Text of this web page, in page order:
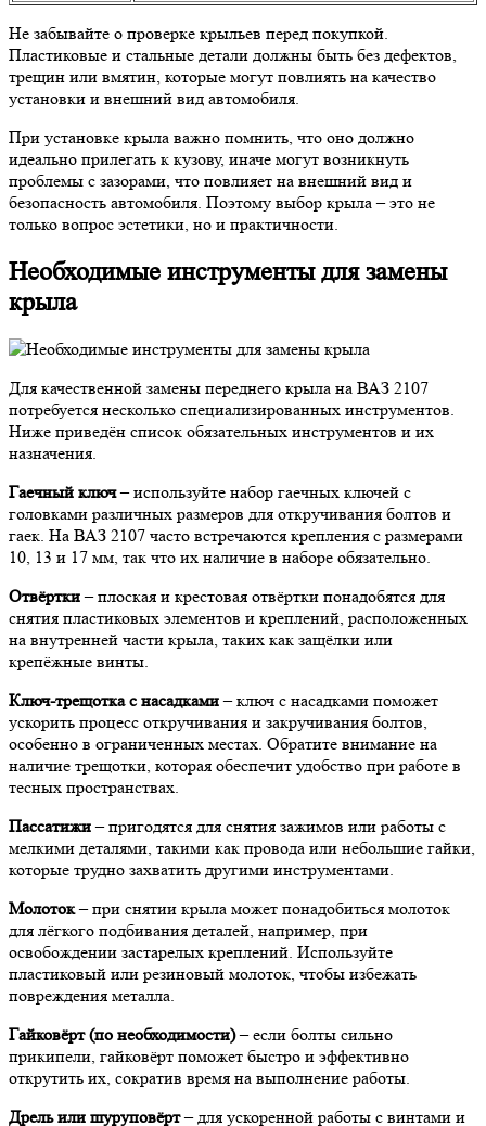
Не забывайте о проверке крыльев перед покупкой.
Пластиковые и стальные детали должны быть без дефектов,
трещин или вмятин, которые могут повлиять на качество
установки и внешний вид автомобиля.
При установке крыла важно помнить, что оно должно
идеально прилегать к кузову, иначе могут возникнуть
проблемы с зазорами, что повлияет на внешний вид и
безопасность автомобиля. Поэтому выбор крыла – это не
только вопрос эстетики, но и практичности.
Необходимые инструменты для замены
крыла
Для качественной замены переднего крыла на ВАЗ 2107
потребуется несколько специализированных инструментов.
Ниже приведён список обязательных инструментов и их
назначения.
Гаечный ключ– используйте набор гаечных ключей с
головками различных размеров для откручивания болтов и
гаек. На ВАЗ 2107 часто встречаются крепления с размерами
10, 13 и 17 мм, так что их наличие в наборе обязательно.
Отвёртки– плоская и крестовая отвёртки понадобятся для
снятия пластиковых элементов и креплений, расположенных
на внутренней части крыла, таких как защёлки или
крепёжные винты.
Ключ-трещотка с насадками– ключ с насадками поможет
ускорить процесс откручивания и закручивания болтов,
особенно в ограниченных местах. Обратите внимание на
наличие трещотки, которая обеспечит удобство при работе в
тесных пространствах.
Пассатижи– пригодятся для снятия зажимов или работы с
мелкими деталями, такими как провода или небольшие гайки,
которые трудно захватить другими инструментами.
Молоток– при снятии крыла может понадобиться молоток
для лёгкого подбивания деталей, например, при
освобождении застарелых креплений. Используйте
пластиковый или резиновый молоток, чтобы избежать
повреждения металла.
Гайковёрт (по необходимости)– если болты сильно
прикипели, гайковёрт поможет быстро и эффективно
открутить их, сократив время на выполнение работы.
Дрель или шуруповёрт– для ускоренной работы с винтами и